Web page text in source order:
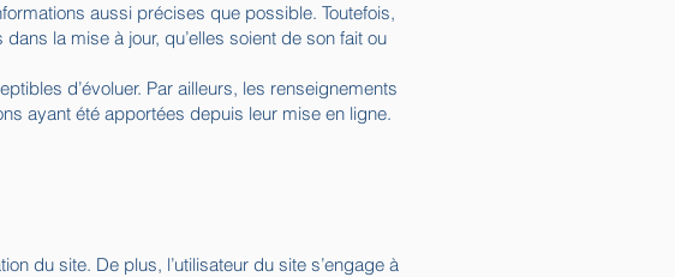
aussi précises que possible. Toutefois,
la mise à jour, qu’elles soient de son fait ou
d’évoluer. Par ailleurs, les renseignements
ayant été apportées depuis leur mise en ligne.
du site. De plus, l’utilisateur du site s’engage à